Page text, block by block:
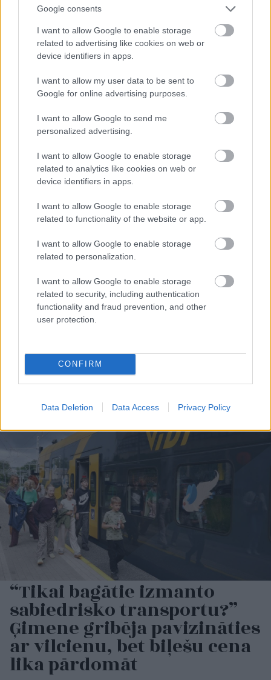
Google consents
I want to allow Google to enable storage
related to advertising like cookies on web or
device identifiers in apps.
I want to allow my user data to be sent to
Google for online advertising purposes.
I want to allow Google to send me
personalized advertising.
I want to allow Google to enable storage
related to analytics like cookies on web or
device identifiers in apps.
I want to allow Google to enable storage
related to functionality of the website or app.
I want to allow Google to enable storage
related to personalization.
I want to allow Google to enable storage
related to security, including authentication
functionality and fraud prevention, and other
user protection.
CONFIRM
Data Deletion Data Access Privacy Policy
Kāpēckaķi tieši naktīs kā
traki skrien pa māju?
Beidzot izskaidrots šis
dīvainais mīluļa paradums
naudu? Sabiedrība sāk
rēķināt un atklājas
vareni cipari
glāze vai vienkārši ar
dusmoties
“Tikai bagātie izmanto
sabiedrisko transportu?”
Ģimene gribēja pavizināties
ar vilcienu, bet biļešu cena
lika pārdomāt
Atcelt Ziņot